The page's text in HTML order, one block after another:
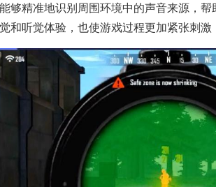
够精准地识别周围环境中的声音来源，
和听觉体验，也使游戏过程更加紧张刺激